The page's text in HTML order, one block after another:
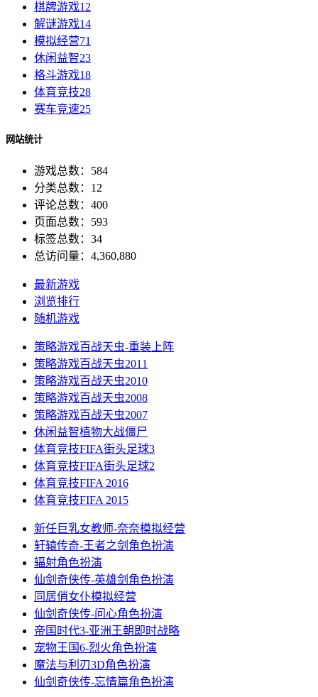
棋牌游戏12
解谜游戏14
模拟经营71
休闲益智23
格斗游戏18
体育竞技28
赛车竞速25
网站统计
游戏总数：584
分类总数：12
评论总数：400
页面总数：593
标签总数：34
总访问量：4,360,880
最新游戏
浏览排行
随机游戏
策略游戏百战天虫-重装上阵
策略游戏百战天虫2011
策略游戏百战天虫2010
策略游戏百战天虫2008
策略游戏百战天虫2007
休闲益智植物大战僵尸
体育竞技FIFA街头足球3
体育竞技FIFA街头足球2
体育竞技FIFA 2016
体育竞技FIFA 2015
新任巨乳女教师-奈奈模拟经营
轩辕传奇-王者之剑 角色扮演
辐射角色扮演
仙剑奇侠传-英雄剑 角色扮演
同居俏女仆模拟经营
仙剑奇侠传-问心角色扮演
帝国时代3-亚洲王朝即时战略
宠物王国6-烈火角色扮演
魔法与利刃3D角色扮演
仙剑奇侠传-忘情篇角色扮演